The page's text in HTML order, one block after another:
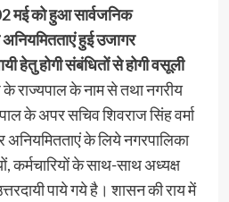
मई को हुआ सार्वजनिक
अनियमितताएं हुई उजागर
हेतु होगी संबंधितों से होगी वसूली
राज्यपाल के नाम से तथा नगरीय
के अपर सचिव शिवराज सिंह वर्मा
अनियमितताएं के लिये नगरपालिका
कर्मचारियों के साथ-साथ अध्यक्ष
पाये गये है। शासन की राय में